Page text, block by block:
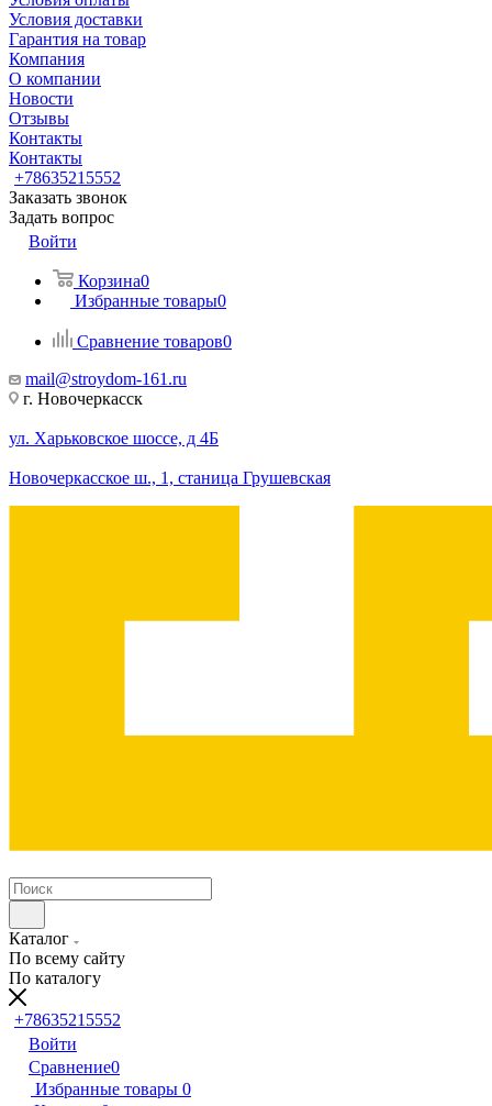
Условия доставки
Гарантия на товар
Компания
О компании
Новости
Отзывы
Контакты
Контакты
+78635215552
Заказать звонок
Задать вопрос
Войти
Корзина0
Избранные товары0
Сравнение товаров0
mail@stroydom-161.ru
г. Новочеркасск
ул. Харьковское шоссе, д 4Б
Новочеркасское ш., 1, станица Грушевская
Каталог
По всему сайту
По каталогу
+78635215552
Войти
Сравнение0
Избранные товары 0